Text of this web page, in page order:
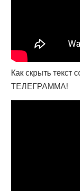
Как скрыть
ТЕЛЕГРАММА!